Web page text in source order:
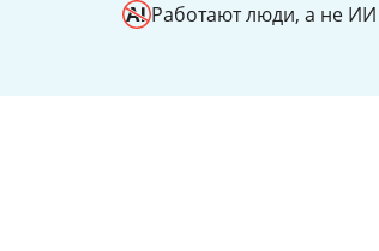
Работают люди, а не ИИ